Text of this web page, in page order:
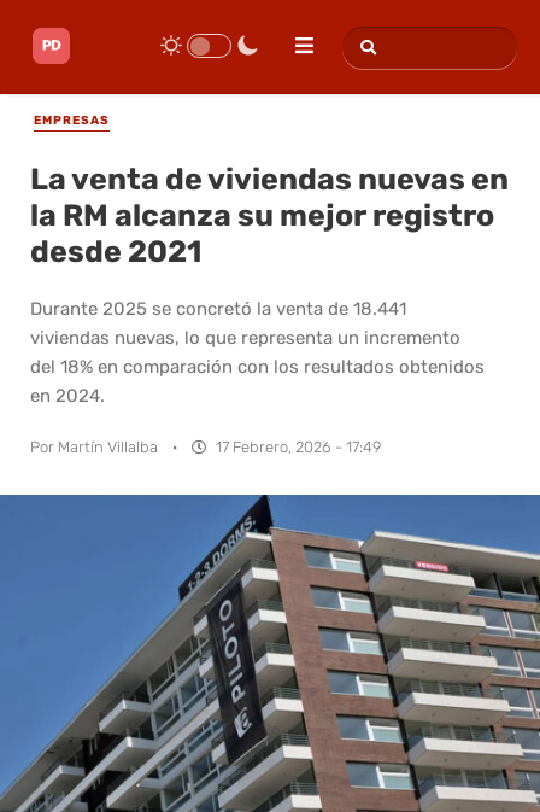
EMPRESAS
La venta de viviendas nuevas en
la RM alcanza su mejor registro
desde 2021
Durante 2025 se concretó la venta de 18.441
viviendas nuevas, lo que representa un incremento
del 18% en comparación con los resultados obtenidos
en 2024.
Por Martín Villalba · 17 Febrero, 2026 - 17:49